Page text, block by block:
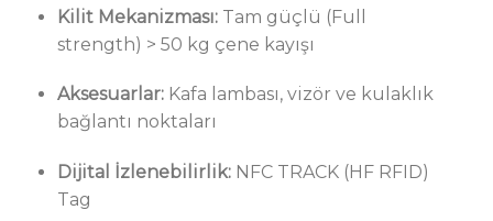
Kilit Mekanizması:Tam güçlü (Full
strength) > 50 kg çene kayışı
Aksesuarlar:Kafa lambası, vizör ve kulaklık
bağlantı noktaları
Dijital İzlenebilirlik:NFC TRACK (HF RFID)
Tag